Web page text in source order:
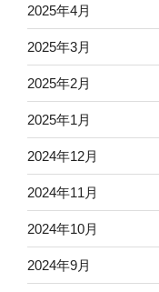
2025年4月
2025年3月
2025年2月
2025年1月
2024年12月
2024年11月
2024年10月
2024年9月